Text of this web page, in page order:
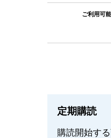
ご利用可
定期購読
購読開始す